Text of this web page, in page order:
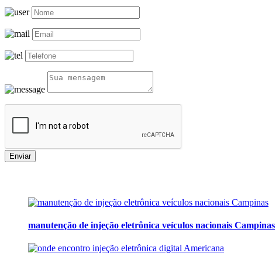
Enviar
manutenção de injeção eletrônica veículos nacionais Campinas